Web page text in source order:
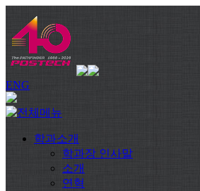
ENG
학과소개
학과장 인사말
소개
연혁